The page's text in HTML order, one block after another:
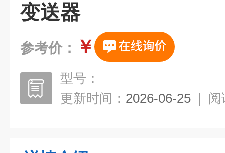
变送器
参考价： ￥
型号：
更新时间： 2026-06-25 | 阅